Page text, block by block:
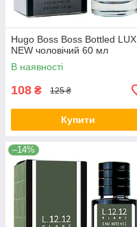
Hugo Boss Boss Bottled LUX
NEW чоловічий 60 мл
В наявності
108 ₴ 125 ₴
Купити
–14%